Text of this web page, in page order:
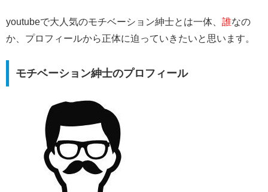
youtubeで大人気のモチベーション紳士とは一体、 誰なの
か、プロフィールから正体に迫っていきたいと思います。
モチベーション紳士のプロフィール